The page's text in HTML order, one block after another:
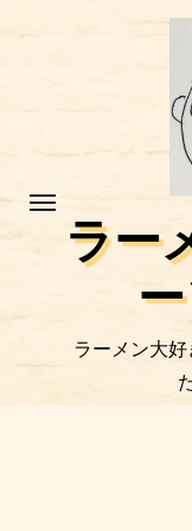
ラー
ラーメン大